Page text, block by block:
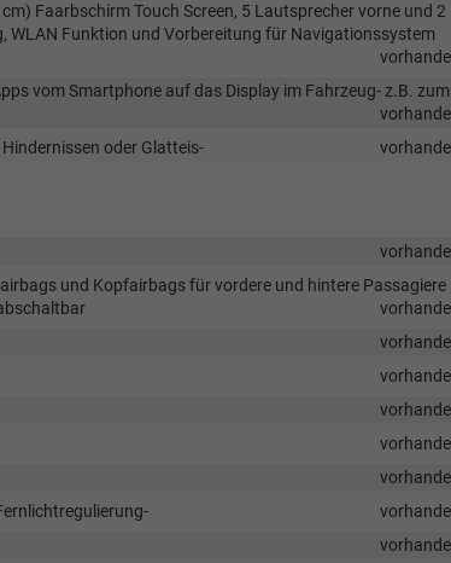
Faarbschirm Touch Screen, 5 Lautsprecher vorne und 2
WLAN Funktion und Vorbereitung für Navigationssystem
vom Smartphone auf das Display im Fahrzeug- z.B. zum
oder Glatteis-
und Kopfairbags für vordere und hintere Passagiere